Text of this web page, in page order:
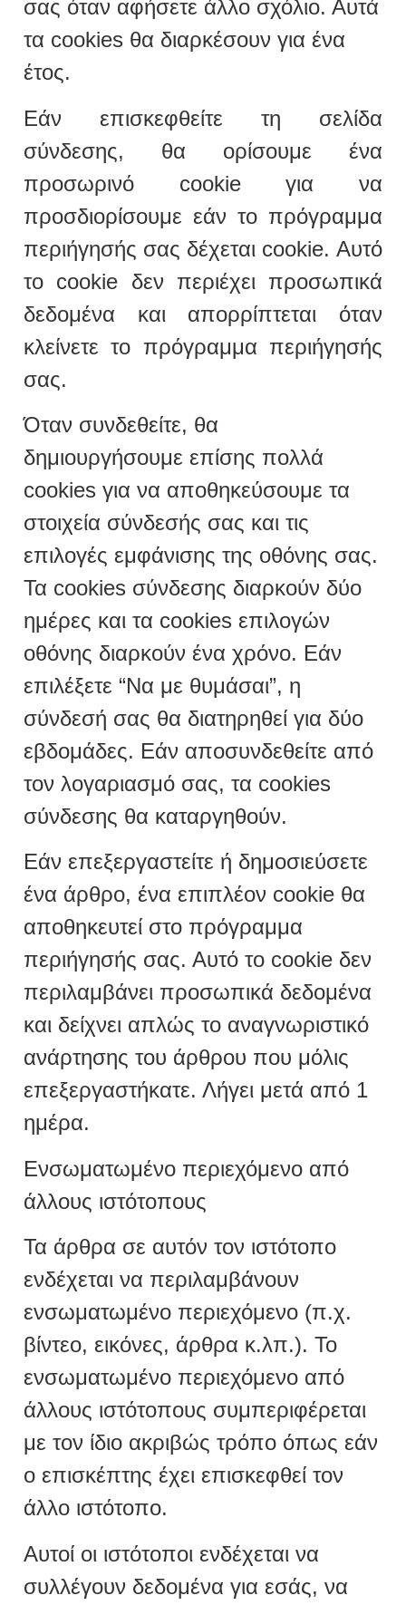
σας όταν αφήσετε άλλο σχόλιο. Αυτά
τα cookies θα διαρκέσουν για ένα
έτος.
Εάν επισκεφθείτε τη σελίδα
σύνδεσης, θα ορίσουμε ένα
προσωρινό cookie για να
προσδιορίσουμε εάν το πρόγραμμα
περιήγησής σας δέχεται cookie. Αυτό
το cookie δεν περιέχει προσωπικά
δεδομένα και απορρίπτεται όταν
κλείνετε το πρόγραμμα περιήγησής
σας.
Όταν συνδεθείτε, θα
δημιουργήσουμε επίσης πολλά
cookies για να αποθηκεύσουμε τα
στοιχεία σύνδεσής σας και τις
επιλογές εμφάνισης της οθόνης σας.
Τα cookies σύνδεσης διαρκούν δύο
ημέρες και τα cookies επιλογών
οθόνης διαρκούν ένα χρόνο. Εάν
επιλέξετε “Να με θυμάσαι”, η
σύνδεσή σας θα διατηρηθεί για δύο
εβδομάδες. Εάν αποσυνδεθείτε από
τον λογαριασμό σας, τα cookies
σύνδεσης θα καταργηθούν.
Εάν επεξεργαστείτε ή δημοσιεύσετε
ένα άρθρο, ένα επιπλέον cookie θα
αποθηκευτεί στο πρόγραμμα
περιήγησής σας. Αυτό το cookie δεν
περιλαμβάνει προσωπικά δεδομένα
και δείχνει απλώς το αναγνωριστικό
ανάρτησης του άρθρου που μόλις
επεξεργαστήκατε. Λήγει μετά από 1
ημέρα.
Ενσωματωμένο περιεχόμενο από
άλλους ιστότοπους
Τα άρθρα σε αυτόν τον ιστότοπο
ενδέχεται να περιλαμβάνουν
ενσωματωμένο περιεχόμενο (π.χ.
βίντεο, εικόνες, άρθρα κ.λπ.). Το
ενσωματωμένο περιεχόμενο από
άλλους ιστότοπους συμπεριφέρεται
με τον ίδιο ακριβώς τρόπο όπως εάν
ο επισκέπτης έχει επισκεφθεί τον
άλλο ιστότοπο.
Αυτοί οι ιστότοποι ενδέχεται να
συλλέγουν δεδομένα για εσάς, να